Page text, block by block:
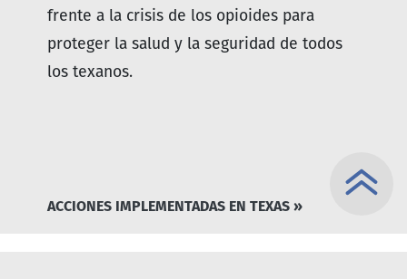
frente a la crisis de los opioides para
proteger la salud y la seguridad de todos
los texanos.
ACCIONES IMPLEMENTADAS EN TEXAS »